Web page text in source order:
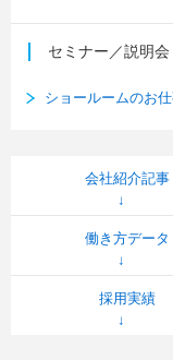
セミナー／説明会
ショールームのお
会社紹介記事
働き方データ
採用実績